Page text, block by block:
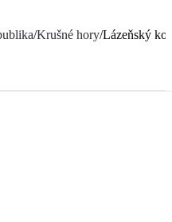
/Krušné hory/Lázeňský